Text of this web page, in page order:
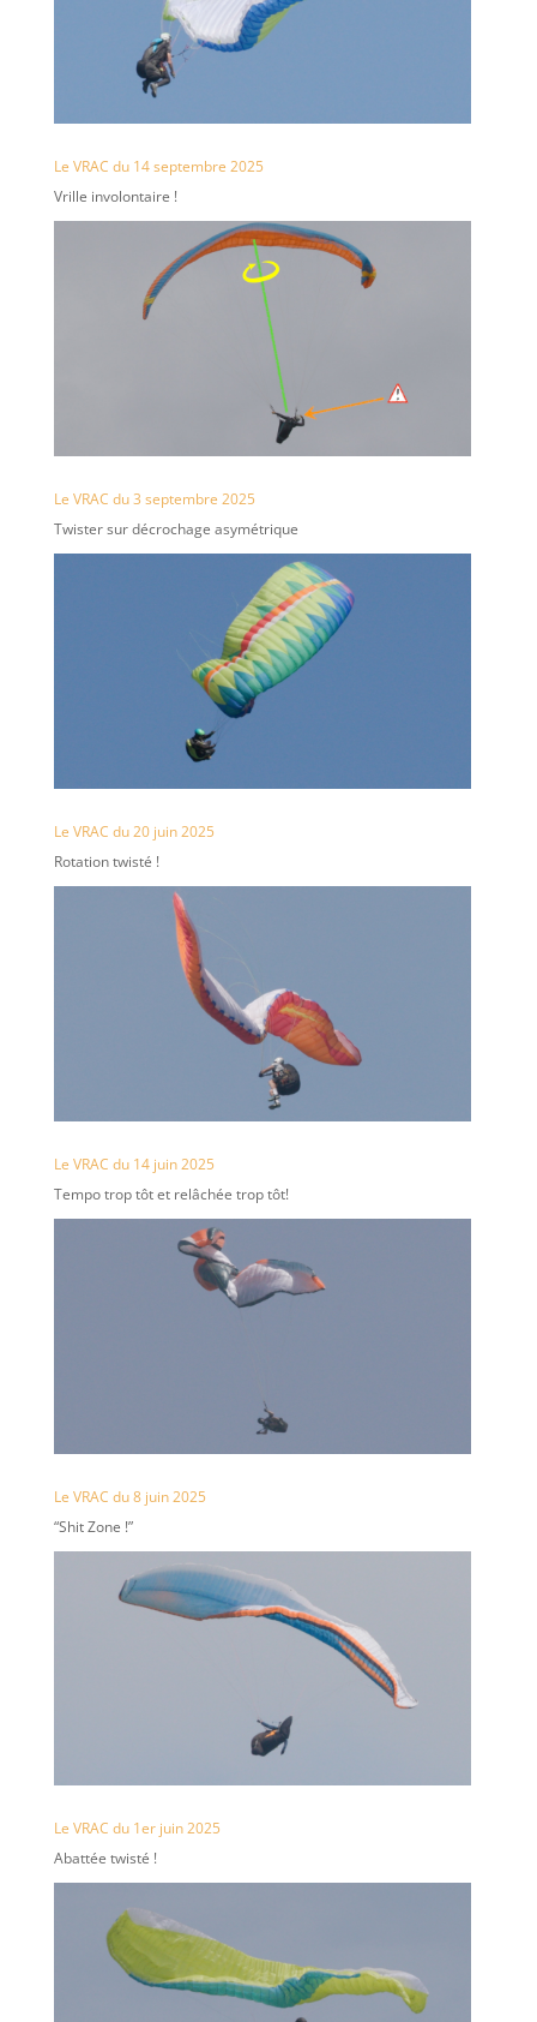
Le VRAC du 14 septembre 2025
Vrille involontaire !
Le VRAC du 3 septembre 2025
Twister sur décrochage asymétrique
Le VRAC du 20 juin 2025
Rotation twisté !
Le VRAC du 14 juin 2025
Tempo trop tôt et relâchée trop tôt!
Le VRAC du 8 juin 2025
“Shit Zone !”
Le VRAC du 1er juin 2025
Abattée twisté !